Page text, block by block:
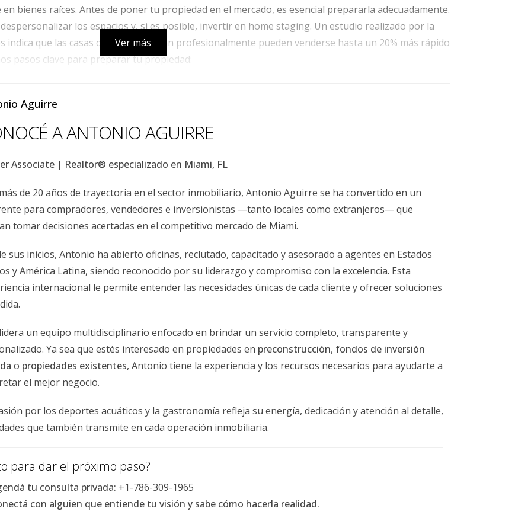
bienes raíces. Antes de poner tu propiedad en el mercado, es esencial prepararla adecuadamente.
los espacios y, si es posible, invertir en home staging. Un estudio realizado por la
indica que las casas que se presentan profesionalmente pueden venderse hasta un 20% más rápido
pasos clave para preparar tu propiedad:
y objetos personales para permitir que los compradores se imaginen viviendo allí.
el exterior de tu casa sea atractivo; corta el césped, planta flores y limpia las entradas.
comercializarla. Aquí es donde un agente inmobiliario local puede marcar la diferencia. Ellos conocen
marketing efectivas. Utilizar fotografías profesionales y descripciones atractivas puede atraer a más
utilizar redes sociales y plataformas digitales para ampliar tu alcance. Recuerda que hoy en día,
en línea. Asegúrate de que tu anuncio esté optimizado con palabras clave relevantes como "venta de
mejorar su visibilidad.
de venta. Un buen agente inmobiliario no solo te ayudará a establecer un precio justo, sino que
las negociaciones. Es importante estar preparado para recibir ofertas y contraofertas. Mantén la
antes de tomar una decisión final. Un consejo valioso es no tomar las ofertas personalmente;
aquí te presentamos tres estudios de caso reales:
Suburbios
de 15 años. Con la ayuda de Antonio Aguirre, un experto local en bienes raíces, preparó su hogar
interesados. En menos de dos semanas, recibió una oferta por encima del precio solicitado.
el Centro
muy demandada pero estaba preocupado por el tiempo que podría tardar en venderlo debido a la
Ver más
Aguirre
A ANTONIO AGUIRRE
Associate | Realtor® especializado en Miami, FL
de 20 años de trayectoria en el sector inmobiliario, Antonio Aguirre se ha convertido en un
para compradores, vendedores e inversionistas —tanto locales como extranjeros— que
tomar decisiones acertadas en el competitivo mercado de Miami.
sus inicios, Antonio ha abierto oficinas, reclutado, capacitado y asesorado a agentes en Estados
y América Latina, siendo reconocido por su liderazgo y compromiso con la excelencia. Esta
internacional le permite entender las necesidades únicas de cada cliente y ofrecer soluciones
un equipo multidisciplinario enfocado en brindar un servicio completo, transparente y
Ya sea que estés interesado en propiedades en preconstrucción, fondos de inversión
o propiedades existentes, Antonio tiene la experiencia y los recursos necesarios para ayudarte a
el mejor negocio.
por los deportes acuáticos y la gastronomía refleja su energía, dedicación y atención al detalle,
que también transmite en cada operación inmobiliaria.
para dar el próximo paso?
tu consulta privada: +1-786-309-1965
con alguien que entiende tu visión y sabe cómo hacerla realidad.